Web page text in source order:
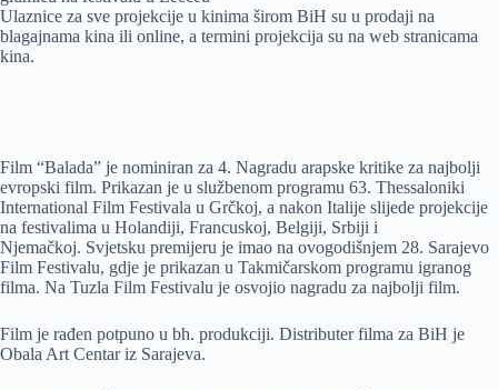
Ulaznice za sve projekcije u kinima širom BiH su u prodaji na
blagajnama kina ili online, a termini projekcija su na web stranicama
kina.
Film “Balada” je nominiran za 4. Nagradu arapske kritike za najbolji
evropski film. Prikazan je u službenom programu 63. Thessaloniki
International Film Festivala u Grčkoj, a nakon Italije slijede projekcije
na festivalima u Holandiji, Francuskoj, Belgiji, Srbiji i
Njemačkoj. Svjetsku premijeru je imao na ovogodišnjem 28. Sarajevo
Film Festivalu, gdje je prikazan u Takmičarskom programu igranog
filma. Na Tuzla Film Festivalu je osvojio nagradu za najbolji film.
Film je rađen potpuno u bh. produkciji. Distributer filma za BiH je
Obala Art Centar iz Sarajeva.